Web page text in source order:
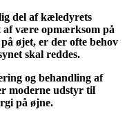
del af kæledyrets
af være opmærksom på
øjet, er der ofte behov
skal reddes.
og behandling af
moderne udstyr til
på øjne.